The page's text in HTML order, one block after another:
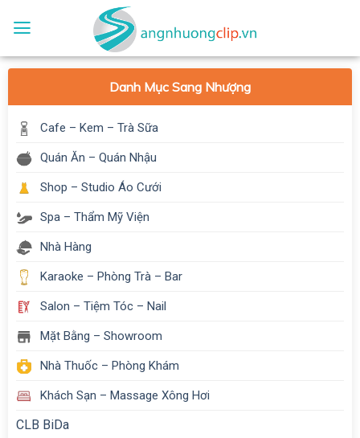
Danh Mục Sang Nhượng
Cafe – Kem – Trà Sữa
Quán Ăn – Quán Nhậu
Shop – Studio Áo Cưới
Spa – Thẩm Mỹ Viện
Nhà Hàng
Karaoke – Phòng Trà – Bar
Salon – Tiệm Tóc – Nail
Mặt Bằng – Showroom
Nhà Thuốc – Phòng Khám
Khách Sạn – Massage Xông Hơi
CLB BiDa